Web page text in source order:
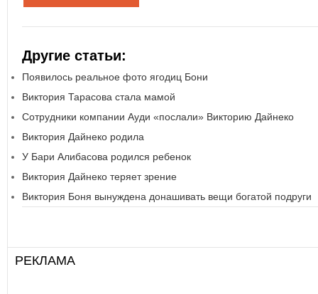
Другие статьи:
Появилось реальное фото ягодиц Бони
Виктория Тарасова стала мамой
Сотрудники компании Ауди «послали» Викторию Дайнеко
Виктория Дайнеко родила
У Бари Алибасова родился ребенок
Виктория Дайнеко теряет зрение
Виктория Боня вынуждена донашивать вещи богатой подруги
РЕКЛАМА